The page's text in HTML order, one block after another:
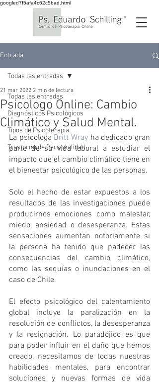
googled7f5afa4c62c5bad.html
Entrada
Todas las entradas
Diagnósticos Psicológicos
Tipos de Psicoterapia
Trastorno de Personalidad
Todas las entradas
Psicologo Online: Cambio
Climático y Salud Mental.
21 mar 2022 2 min de lectura
La psicologa Britt Wray ha dedicado gran
parte de su vida laboral a estudiar el
impacto que el cambio climático tiene en
el bienestar psicológico de las personas.
Solo el hecho de estar expuestos a los
resultados de las investigaciones puede
producirnos emociones como malestar,
miedo, ansiedad o desesperanza. Estas
sensaciones aumentan notoriamente si
la persona ha tenido que padecer las
consecuencias del cambio climático,
como las sequías o inundaciones en el
caso de Chile.
El efecto psicológico del calentamiento
global incluye la paralización en la
resolución de conflictos, la desesperanza
y la resignación. Lo paradójico es que
para poder influir en el daño que hemos
creado, necesitamos de todas nuestras
habilidades mentales, para encontrar
soluciones y nuevas formas de vida